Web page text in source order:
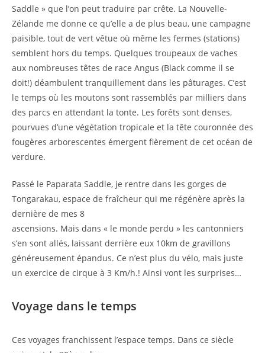
Saddle » que l’on peut traduire par crête. La Nouvelle-
Zélande me donne ce qu’elle a de plus beau, une campagne
paisible, tout de vert vêtue où même les fermes (stations)
semblent hors du temps. Quelques troupeaux de vaches
aux nombreuses têtes de race Angus (Black comme il se
doit!) déambulent tranquillement dans les pâturages. C’est
le temps où les moutons sont rassemblés par milliers dans
des parcs en attendant la tonte. Les forêts sont denses,
pourvues d’une végétation tropicale et la tête couronnée des
fougères arborescentes émergent fièrement de cet océan de
verdure.
Passé le Paparata Saddle, je rentre dans les gorges de
Tongarakau, espace de fraîcheur qui me régénère après la
dernière de mes 8
ascensions. Mais dans « le monde perdu » les cantonniers
s’en sont allés, laissant derrière eux 10km de gravillons
généreusement épandus. Ce n’est plus du vélo, mais juste
un exercice de cirque à 3 Km/h.! Ainsi vont les surprises…
Voyage dans le temps
Ces voyages franchissent l’espace temps. Dans ce siècle